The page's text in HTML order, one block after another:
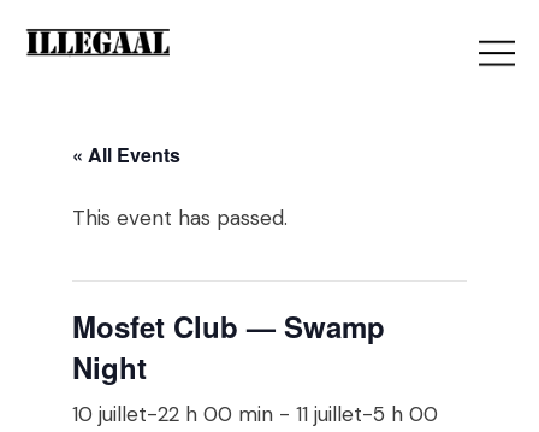
« All Events
This event has passed.
Mosfet Club — Swamp
Night
10 juillet-22 h 00 min -11 juillet-5 h 00